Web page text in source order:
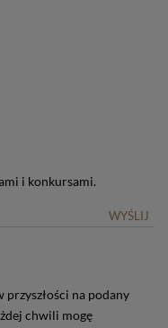
i konkursami.
WYŚLIJ
na podany
chwili mogę